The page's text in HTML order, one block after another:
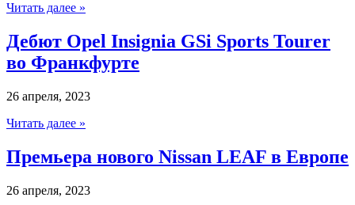
Читать далее »
Дебют Opel Insignia GSi Sports Tourer
во Франкфурте
26 апреля, 2023
Читать далее »
Премьера нового Nissan LEAF в Европе
26 апреля, 2023